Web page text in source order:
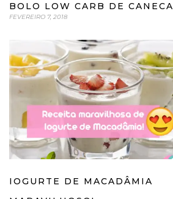
BOLO LOW CARB DE CANECA
FEVEREIRO 7, 2018
IOGURTE DE MACADÂMIA